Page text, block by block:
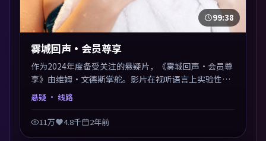
99:38
雾城回声·会员尊享
作为2024年度备受关注的悬疑片，《雾城回声·会员尊
享》由维姆·文德斯掌舵。影片在视听语言上实验性与
可看性兼顾，人物关系错综复杂，后劲十足。美术与服
悬疑 · 线路
11万 4.8千 2年前